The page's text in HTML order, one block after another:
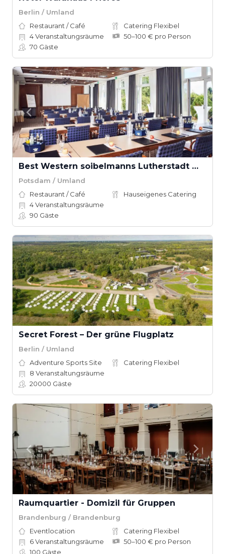
Berlin / Umland
Restaurant / Café
Catering Flexibel
4Veranstaltungsräume
50–100 € pro Person
70 Gäste
Best Western soibelmanns Lutherstadt Wittenberg
Potsdam / Umland
Restaurant / Café
Hauseigenes Catering
4Veranstaltungsräume
90 Gäste
Secret Forest – Der grüne Flugplatz
Berlin / Umland
Adventure Sports Site
Catering Flexibel
8 Veranstaltungsräume
20000 Gäste
Raumquartier - Domizil für Gruppen
Brandenburg / Brandenburg
Eventlocation
Catering Flexibel
6Veranstaltungsräume
50–100 € pro Person
100 Gäste